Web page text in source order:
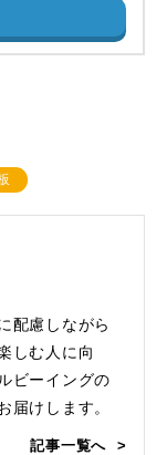
配慮しながら
しむ人に向
ビーイングの
届けします。
記事一覧へ